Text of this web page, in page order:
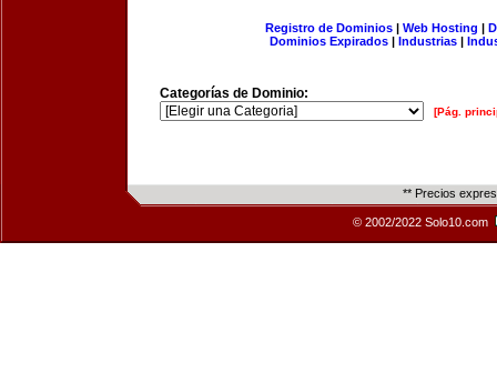
Registro de Dominios| Web Hosting |
Dominios Expirados | Industrias |
Categorías de Dominio:
[Pág.
** Precios
© 2002/2022 Solo10.com